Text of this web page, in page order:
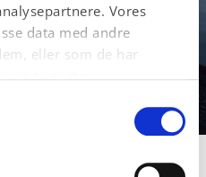
Vores
data med andre
eller som de har